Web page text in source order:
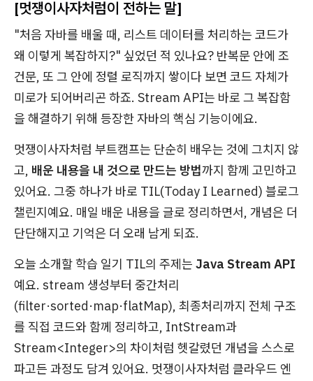
[멋쟁이사자처럼이 전하는 말]
"처음 자바를 배울 때, 리스트 데이터를 처리하는 코드가
왜 이렇게 복잡하지?" 싶었던 적 있나요? 반복문 안에 조
건문, 또 그 안에 정렬 로직까지 쌓이다 보면 코드 자체가
미로가 되어버리곤 하죠. Stream API는 바로 그 복잡함
을 해결하기 위해 등장한 자바의 핵심 기능이에요.
멋쟁이사자처럼 부트캠프는 단순히 배우는 것에 그치지 않
고, 배운 내용을 내 것으로 만드는 방법까지 함께 고민하고
있어요. 그중 하나가 바로 TIL(Today I Learned) 블로그
챌린지예요. 매일 배운 내용을 글로 정리하면서, 개념은 더
단단해지고 기억은 더 오래 남게 되죠.
오늘 소개할 학습 일기 TIL의 주제는 Java Stream API
예요. stream 생성부터 중간처리
(filter·sorted·map·flatMap), 최종처리까지 전체 구조
를 직접 코드와 함께 정리하고, IntStream과
Stream<Integer>의 차이처럼 헷갈렸던 개념을 스스로
파고든 과정도 담겨 있어요. 멋쟁이사자처럼 클라우드 엔